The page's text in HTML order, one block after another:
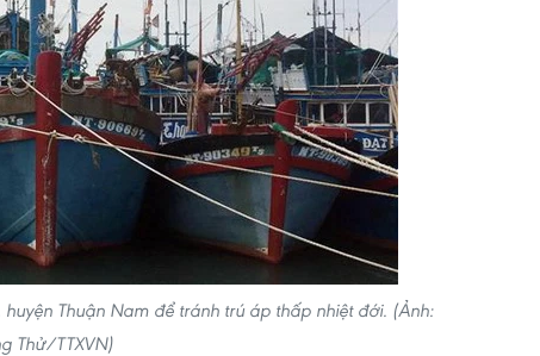
Thuận Nam để tránh trú áp thấp nhiệt đới. (Ảnh:
Thử/TTXVN)